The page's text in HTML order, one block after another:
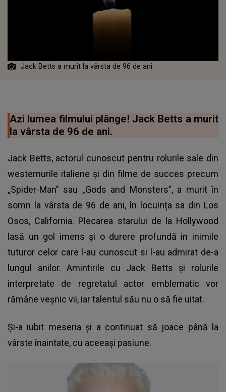
Jack Betts a murit la vârsta de 96 de ani
Azi lumea filmului plânge! Jack Betts a murit
la vârsta de 96 de ani.
Jack Betts, actorul cunoscut pentru rolurile sale din
westernurile italiene și din filme de succes precum
„Spider-Man” sau „Gods and Monsters”, a murit în
somn la vârsta de 96 de ani, în locuința sa din Los
Osos, California. Plecarea starului de la Hollywood
lasă un gol imens și o durere profundă in inimile
tuturor celor care l-au cunoscut si l-au admirat de-a
lungul anilor. Amintirile cu Jack Betts și rolurile
interpretate de regretatul actor emblematic vor
rămâne veșnic vii, iar talentul său nu o să fie uitat.
Și-a iubit meseria și a continuat să joace până la
vârste înaintate, cu aceeași pasiune.